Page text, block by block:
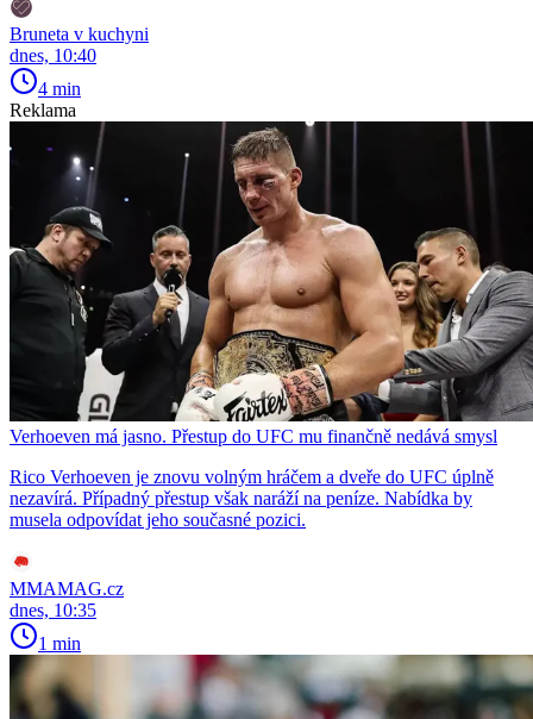
Bruneta v kuchyni
dnes, 10:40
4 min
Reklama
Verhoeven má jasno. Přestup do UFC mu finančně nedává smysl
Rico Verhoeven je znovu volným hráčem a dveře do UFC úplně
nezavírá. Případný přestup však naráží na peníze. Nabídka by
musela odpovídat jeho současné pozici.
MMAMAG.cz
dnes, 10:35
1 min